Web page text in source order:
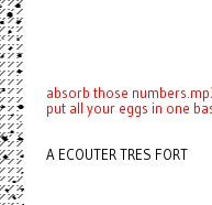
absorb those
put all your eggs in one
A ECOUTER TRES FORT